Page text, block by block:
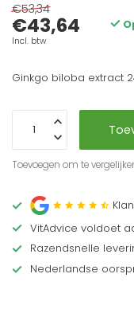
€53,34
€43,64
Incl. btw
Ginkgo biloba extract
Toevoegen om te
VitAdvice voldoet
Razendsnelle
Nederlandse